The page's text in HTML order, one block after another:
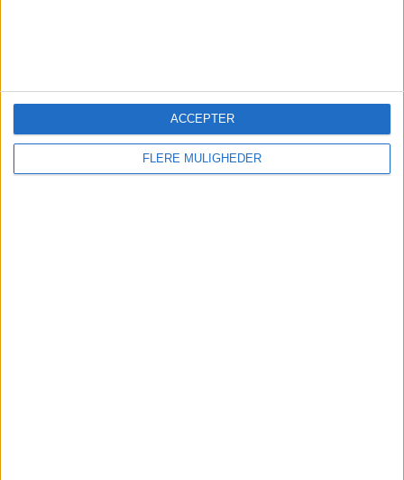
FLERE MULIGHEDER
ACCEPTER